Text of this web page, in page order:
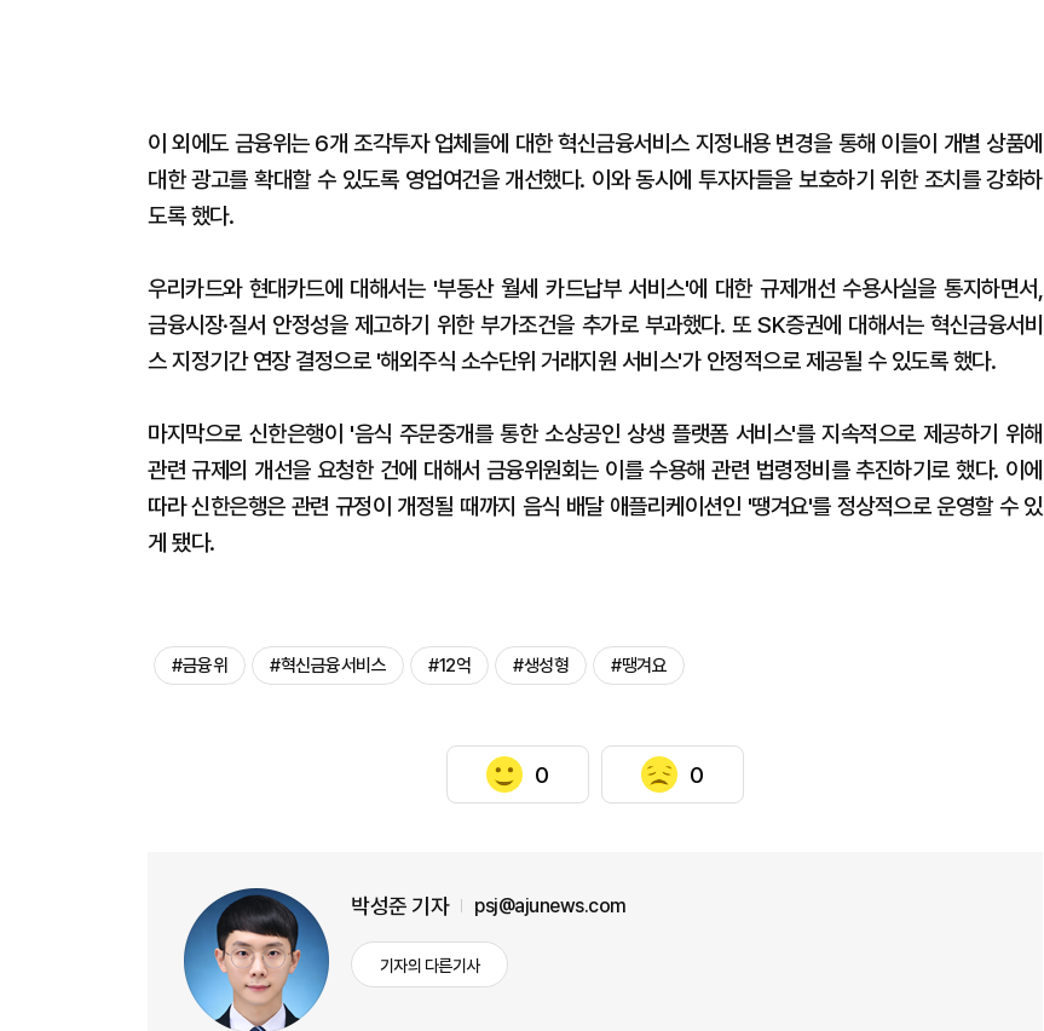
이 외에도 금융위는 6개 조각투자 업체들에 대한 혁신금융서비스 지정내용 변경을 통해 이들이 개별 상품에
대한 광고를 확대할 수 있도록 영업여건을 개선했다. 이와 동시에 투자자들을 보호하기 위한 조치를 강화하
도록 했다.
우리카드와 현대카드에 대해서는 '부동산 월세 카드납부 서비스'에 대한 규제개선 수용사실을 통지하면서,
금융시장·질서 안정성을 제고하기 위한 부가조건을 추가로 부과했다. 또 SK증권에 대해서는 혁신금융서비
스 지정기간 연장 결정으로 '해외주식 소수단위 거래지원 서비스'가 안정적으로 제공될 수 있도록 했다.
마지막으로 신한은행이 '음식 주문중개를 통한 소상공인 상생 플랫폼 서비스'를 지속적으로 제공하기 위해
관련 규제의 개선을 요청한 건에 대해서 금융위원회는 이를 수용해 관련 법령정비를 추진하기로 했다. 이에
따라 신한은행은 관련 규정이 개정될 때까지 음식 배달 애플리케이션인 '땡겨요'를 정상적으로 운영할 수 있
게 됐다.
#금융위 #혁신금융서비스 #12억 #생성형 #땡겨요
0 0
박성준 기자 psj@ajunews.com
기자의 다른기사